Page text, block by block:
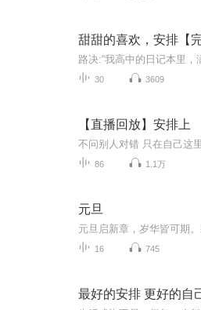
甜甜的喜欢，安排【完
30 3609
【直播回放】安排上
不问别人对错 只在自己这
86 1.1万
元旦
16 745
最好的安排 更好的自